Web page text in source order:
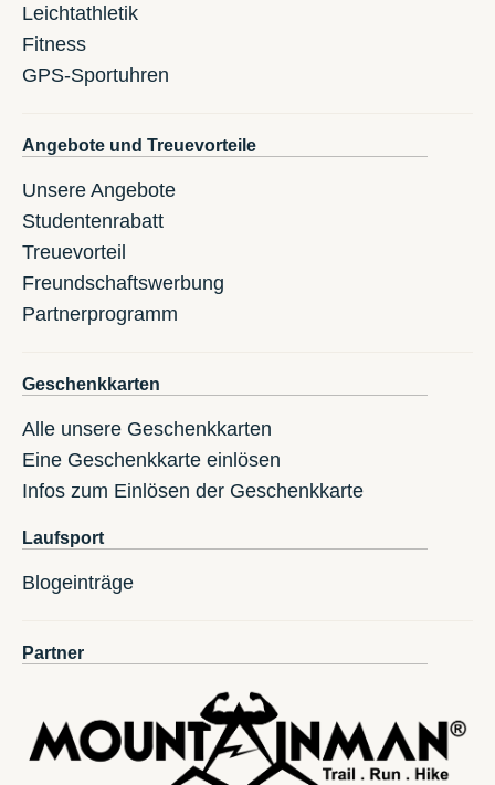
Leichtathletik
Fitness
GPS-Sportuhren
Angebote und Treuevorteile
Unsere Angebote
Studentenrabatt
Treuevorteil
Freundschaftswerbung
Partnerprogramm
Geschenkkarten
Alle unsere Geschenkkarten
Eine Geschenkkarte einlösen
Infos zum Einlösen der Geschenkkarte
Laufsport
Blogeinträge
Partner